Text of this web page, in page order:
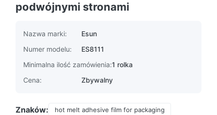
podwójnymi stronami
Nazwa marki:
Esun
Numer modelu:
ES8111
Minimalna ilość zamówienia:1 rolka
Cena:
Zbywalny
Znaków:
hot melt adhesive film for packaging